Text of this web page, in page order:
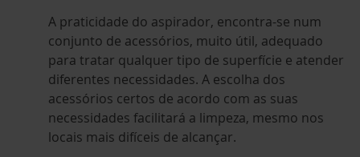
A praticidade do aspirador, encontra-se num
conjunto de acessórios, muito útil, adequado
para tratar qualquer tipo de superfície e atender
diferentes necessidades. A escolha dos
acessórios certos de acordo com as suas
necessidades facilitará a limpeza, mesmo nos
locais mais difíceis de alcançar.